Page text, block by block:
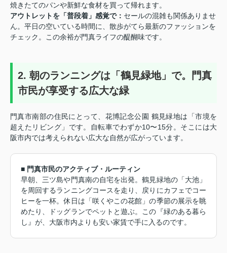
焼きたてのパンや新鮮な食材を買って帰れます。
アウトレットを「普段着」感覚で： セールの混雑も関係ありませ
ん。平日の空いている時間に、散歩がてら最新のファッションを
チェック。この余裕が門真ライフの醍醐味です。
2. 朝のランニングは「鶴見緑地」で。門真
市民が享受する広大な緑
門真市南部の住民にとって、花博記念公園 鶴見緑地は「市境を
超えたリビング」です。自転車でわずか10〜15分。そこには大
阪市内では考えられない広大な自然が広がっています。
■ 門真市民のアクティブ・ルーティン
早朝、三ツ島や門真南の自宅を出発。鶴見緑地の「大池」
を周回するランニングコースを走り、戻りにカフェでコー
ヒーを一杯。休日は「咲くやこの花館」の季節の展示を眺
めたり、ドッグランでペットと遊ぶ。この『緑のある暮ら
し』が、大阪市内よりも安い家賃で手に入るのです。